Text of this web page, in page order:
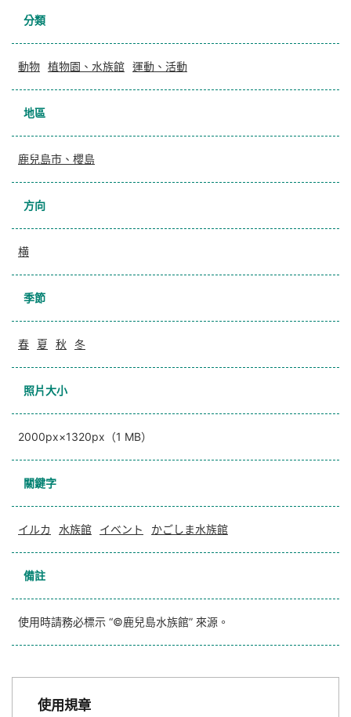
分類
動物 植物園、水族館 運動、活動
地區
鹿兒島市、櫻島
方向
横
季節
春 夏 秋 冬
照片大小
2000px×1320px（1 MB）
關鍵字
イルカ 水族館 イベント かごしま水族館
備註
使用時請務必標示 “©鹿兒島水族館” 來源。
使用規章